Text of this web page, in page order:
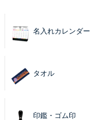
名入れカレンダー
タオル
印鑑・ゴム印